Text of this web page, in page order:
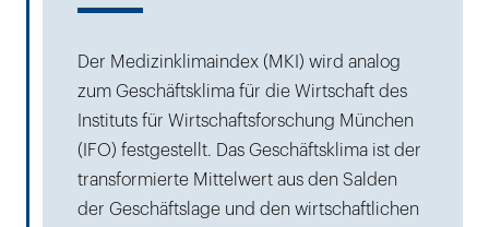
Der Medizinklimaindex (MKI) wird analog
zum Geschäftsklima für die Wirtschaft des
Instituts für Wirtschaftsforschung München
(IFO) festgestellt. Das Geschäftsklima ist der
transformierte Mittelwert aus den Salden
der Geschäftslage und den wirtschaftlichen